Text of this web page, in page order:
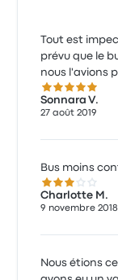
Tout est
prévu que le
nous l'avions
5.0 sur 5
Sonnara V.
27 août 2019
Bus moins
3.0 sur 5
Charlotte M.
9 novembre 2018
Nous étions